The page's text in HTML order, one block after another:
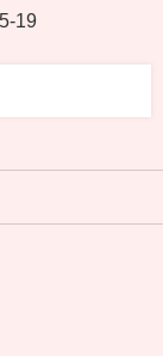
19